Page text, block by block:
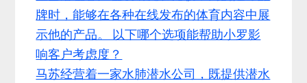
牌时，能够在各种在线发布的体育内容中展
示他的产品。 以下哪个选项能帮助小罗影
响客户考虑度？
马苏经营着一家水肺潜水公司，既提供潜水